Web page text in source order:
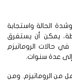
الحالة واستجابة
أن يستغرق
الروماتيزم
عدة سنوات.
الروماتيزم. ومن